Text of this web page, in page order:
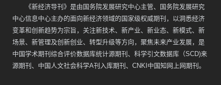
《新经济导刊》是由国务院发展研究中心主管、国务院发展研究
中心信息中心主办的面向新经济领域的国家级权威期刊，以洞悉经济
变革和创新趋势为宗旨，关注新技术、新产业、新业态、新模式、新
场景、新管理及创新创业、转型升级等方向，聚焦未来产业发展，是
中国学术期刊综合评价数据库统计源期刊、科学引文数据库（SCD)来
源期刊、中国人文社会科学A刊入库期刊、CNKI中国知网上网期刊。